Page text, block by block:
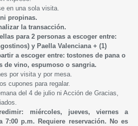
en una sola visita.
propinas.
la transacción.
para 2 personas a escoger entre:
y Paella Valenciana + (1)
a escoger entre: tostones de pana o
de vino, espumoso o sangria.
por visita y por mesa.
cupones para regalar.
del 4 de julio ni Acción de Gracias,
miércoles, jueves, viernes a
7:00 p.m. Requiere reservación. No es